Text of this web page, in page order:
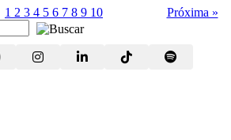
1 2 3 4 5 6 7 8 9 10 Próxima »